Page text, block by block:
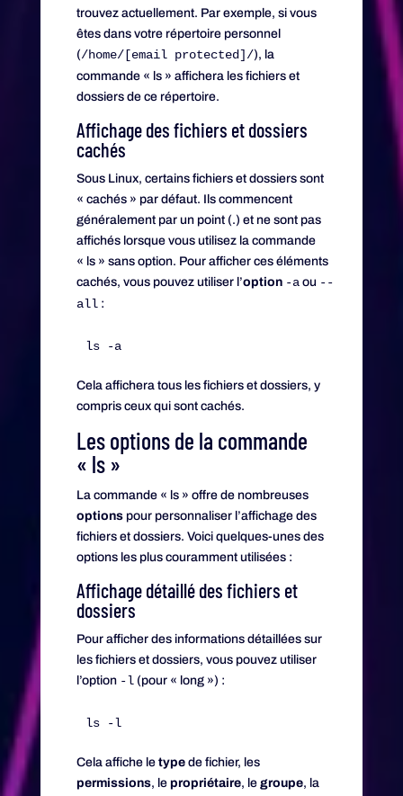
trouvez actuellement. Par exemple, si vous
êtes dans votre répertoire personnel
(/home/[email protected]/), la
commande « ls » affichera les fichiers et
dossiers de ce répertoire.
Affichage des fichiers et dossiers
cachés
Sous Linux, certains fichiers et dossiers sont
« cachés » par défaut. Ils commencent
généralement par un point (.) et ne sont pas
affichés lorsque vous utilisez la commande
« ls » sans option. Pour afficher ces éléments
cachés, vous pouvez utiliser l’option -aou --
all:
ls -a
Cela affichera tous les fichiers et dossiers, y
compris ceux qui sont cachés.
Les options de la commande
« ls »
La commande « ls » offre de nombreuses
optionspour personnaliser l’affichage des
fichiers et dossiers. Voici quelques-unes des
options les plus couramment utilisées :
Affichage détaillé des fichiers et
dossiers
Pour afficher des informations détaillées sur
les fichiers et dossiers, vous pouvez utiliser
l’option -l(pour « long ») :
ls -l
Cela affiche le typede fichier, les
permissions, le propriétaire, le groupe, la